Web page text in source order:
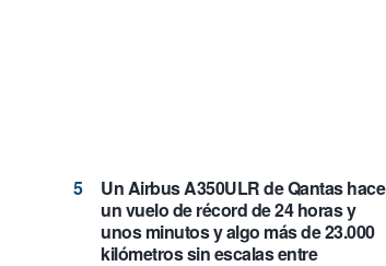
Un Airbus A350ULR de Qantas hace
un vuelo de récord de 24 horas y
unos minutos y algo más de 23.000
kilómetros sin escalas entre